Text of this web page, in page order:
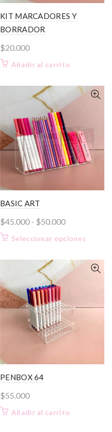
KIT MARCADORES Y
BORRADOR
$20.000
Añadir al carrito
BASIC ART
$45.000 - $50.000Rango
de
desde
$45.000
Seleccionar opciones
tiene
PENBOX 64
$55.000
Añadir al carrito